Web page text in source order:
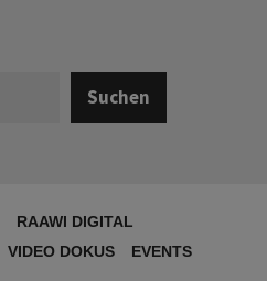
Suchen
RAAWI DIGITAL
VIDEO DOKUS
EVENTS